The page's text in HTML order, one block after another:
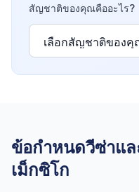
สัญชาติของคุณคืออะไร?
ข้อกำหนดวีซ่าแ
เม็กซิโก